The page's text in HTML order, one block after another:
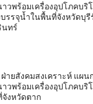
วพร้อมเครื่องอุปโภคบริ
รรจุน้ำในพื้นที่จังหวัดบุรี
นทร์
ายสังคมสงเคราะห์ แผ
วพร้อมเครื่องอุปโภคบริ
งหวัดตาก